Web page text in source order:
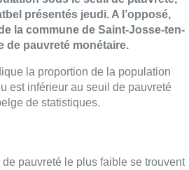
présentés jeudi. A l’opposé,
la commune de Saint-Josse-ten-
de pauvreté monétaire.
la proportion de la population
est inférieur au seuil de pauvreté
de statistiques.
pauvreté le plus faible se trouvent